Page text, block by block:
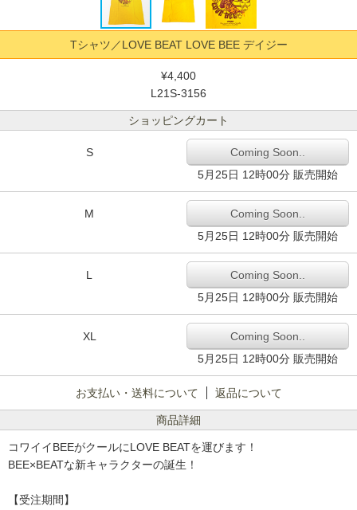
Tシャツ／LOVE BEAT LOVE BEE デイジー
¥4,400
L21S-3156
ショッピングカート
S
Coming Soon..
5月25日 12時00分 販売開始
M
Coming Soon..
5月25日 12時00分 販売開始
L
Coming Soon..
5月25日 12時00分 販売開始
XL
Coming Soon..
5月25日 12時00分 販売開始
お支払い・送料について 返品について
商品詳細
コワイイBEEがクールにLOVE BEATを運びます！
BEE×BEATな新キャラクターの誕生！
【受注期間】